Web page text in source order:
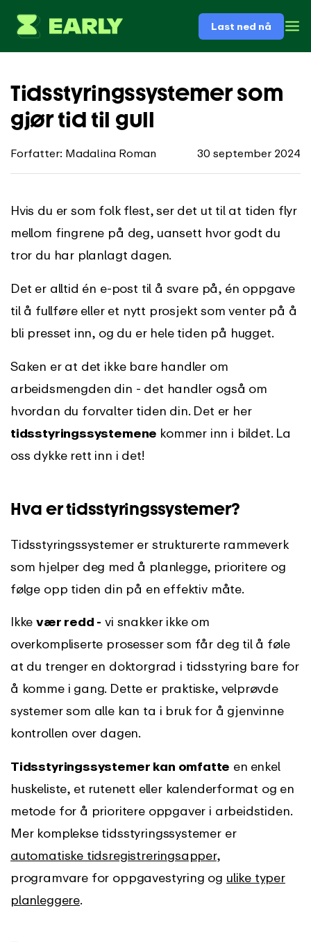
Last ned nå
Tidsstyringssystemer som
gjør tid til gull
Forfatter: Madalina Roman 30 september 2024
Hvis du er som folk flest, ser det ut til at tiden flyr
mellom fingrene på deg, uansett hvor godt du
tror du har planlagt dagen.
Det er alltid én e-post til å svare på, én oppgave
til å fullføre eller et nytt prosjekt som venter på å
bli presset inn, og du er hele tiden på hugget.
Saken er at det ikke bare handler om
arbeidsmengden din - det handler også om
hvordan du forvalter tiden din. Det er her
tidsstyringssystemene kommer inn i bildet. La
oss dykke rett inn i det!
Hva er tidsstyringssystemer?
Tidsstyringssystemer er strukturerte rammeverk
som hjelper deg med å planlegge, prioritere og
følge opp tiden din på en effektiv måte.
Ikkevær redd - vi snakker ikke om
overkompliserte prosesser som får deg til å føle
at du trenger en doktorgrad i tidsstyring bare for
å komme i gang. Dette er praktiske, velprøvde
systemer som alle kan ta i bruk for å gjenvinne
kontrollen over dagen.
Tidsstyringssystemer kan omfatte en enkel
huskeliste, et rutenett eller kalenderformat og en
metode for å prioritere oppgaver i arbeidstiden.
Mer komplekse tidsstyringssystemer er
automatiske tidsregistreringsapper,
programvare for oppgavestyring og ulike typer
planleggere.